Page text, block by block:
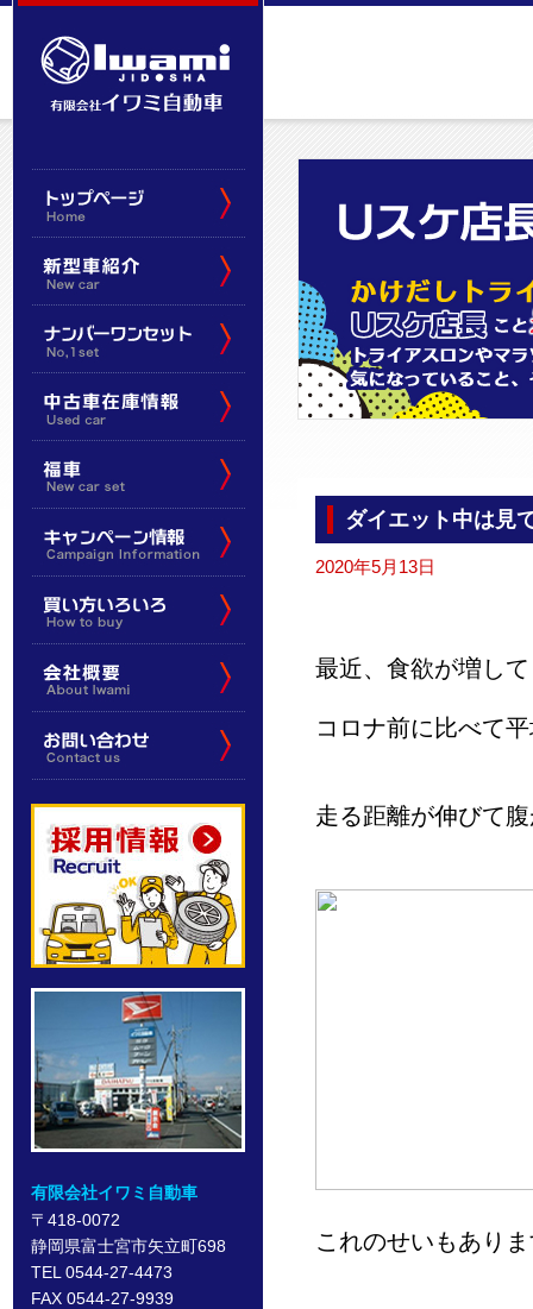
有限会社イワミ自動車
〒418-0072
静岡県富士宮市矢立町698
TEL 0544-27-4473
FAX 0544-27-9939
ダイエット中は見
2020年5月13日
最近、食欲が増し
コロナ前に比べて
走る距離が伸びて
これのせいもあり